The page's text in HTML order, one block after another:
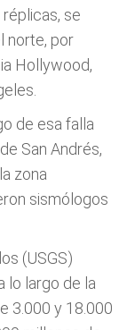
se
norte, por
Hollywood,
de esa falla
San Andrés,
zona
sismólogos
(USGS)
lo largo de la
3.000 y 18.000